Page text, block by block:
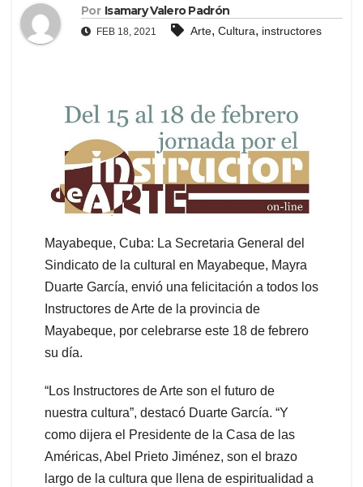
Por Isamary Valero Padrón
FEB 18, 2021 Arte, Cultura, instructores
Mayabeque, Cuba: La Secretaria General del
Sindicato de la cultural en Mayabeque, Mayra
Duarte García, envió una felicitación a todos los
Instructores de Arte de la provincia de
Mayabeque, por celebrarse este 18 de febrero
su día.
“Los Instructores de Arte son el futuro de
nuestra cultura”, destacó Duarte García. “Y
como dijera el Presidente de la Casa de las
Américas, Abel Prieto Jiménez, son el brazo
largo de la cultura que llena de espiritualidad a